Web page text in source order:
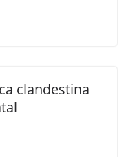
clandestina